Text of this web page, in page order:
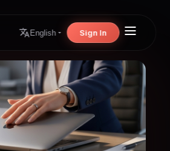
English Sign In